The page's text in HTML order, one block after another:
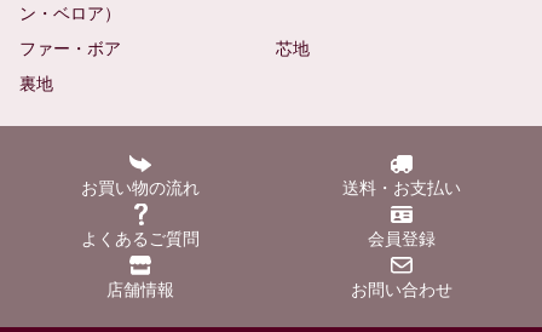
ン・ベロア）
ファー・ボア
芯地
裏地
お買い物の流れ 送料・お支払い
よくあるご質問 会員登録
店舗情報 お問い合わせ